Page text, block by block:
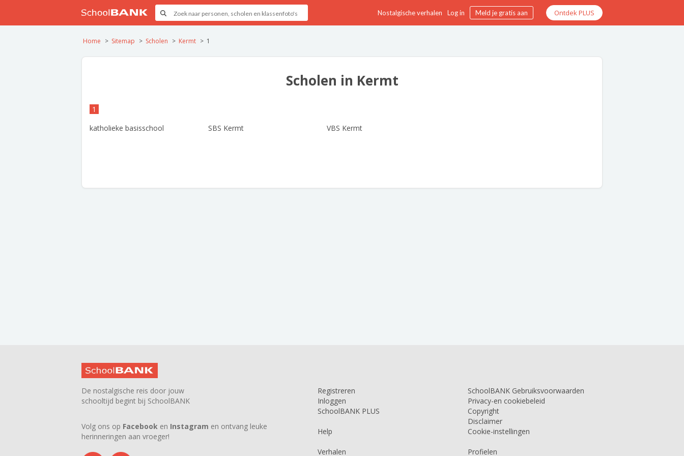
Nostalgische verhalen Log in Meld je gratis aan Ontdek PLUS
Home Sitemap Scholen Kermt 1
Scholen in Kermt
1
katholieke basisschool
SBS Kermt VBS Kermt
De nostalgische reis door jouw
schooltijd begint bij SchoolBANK
Volg ons op Facebook en Instagram en ontvang leuke
herinneringen aan vroeger!
Registreren
Inloggen
SchoolBANK PLUS
Help
Verhalen
SchoolBANK Gebruiksvoorwaarden
Privacy-en cookiebeleid
Copyright
Disclaimer
Cookie-instellingen
Profielen